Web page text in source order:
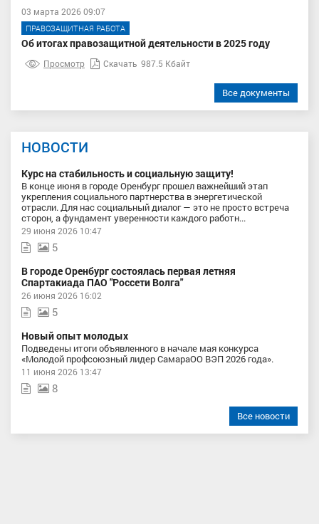
03 марта 2026 09:07
ПРАВОЗАЩИТНАЯ РАБОТА
Об итогах правозащитной деятельности в 2025 году
Просмотр Скачать 987.5 Кбайт
Все документы
НОВОСТИ
Курс на стабильность и социальную защиту!
В конце июня в городе Оренбург прошел важнейший этап
укрепления социального партнерства в энергетической
отрасли. Для нас социальный диалог — это не просто встреча
сторон, а фундамент уверенности каждого работн...
29 июня 2026 10:47
5
В городе Оренбург состоялась первая летняя
Спартакиада ПАО "Россети Волга"
26 июня 2026 16:02
5
Новый опыт молодых
Подведены итоги объявленного в начале мая конкурса
«Молодой профсоюзный лидер СамараОО ВЭП 2026 года».
11 июня 2026 13:47
8
Все новости